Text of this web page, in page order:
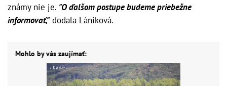
známy nie je. "O ďalšom postupe budeme priebežne
informovať," dodala Lániková.
Mohlo by vás zaujímať: